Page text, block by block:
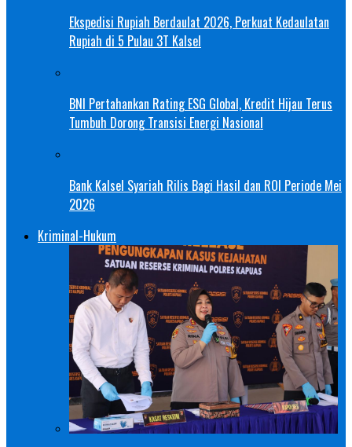
Ekspedisi Rupiah Berdaulat 2026, Perkuat Kedaulatan
Rupiah di 5 Pulau 3T Kalsel
BNI Pertahankan Rating ESG Global, Kredit Hijau Terus
Tumbuh Dorong Transisi Energi Nasional
Bank Kalsel Syariah Rilis Bagi Hasil dan ROI Periode Mei
2026
Kriminal-Hukum